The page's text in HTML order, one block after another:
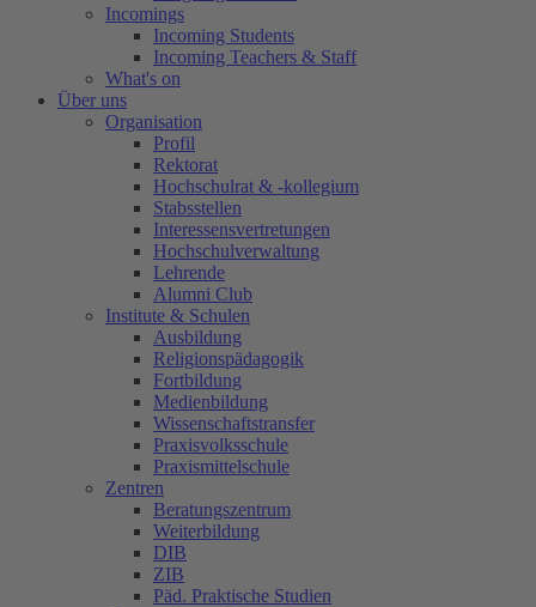
Incomings
Incoming Students
Incoming Teachers & Staff
What's on
Über uns
Organisation
Profil
Rektorat
Hochschulrat & -kollegium
Stabsstellen
Interessensvertretungen
Hochschulverwaltung
Lehrende
Alumni Club
Institute & Schulen
Ausbildung
Religionspädagogik
Fortbildung
Medienbildung
Wissenschaftstransfer
Praxisvolksschule
Praxismittelschule
Zentren
Beratungszentrum
Weiterbildung
DIB
ZIB
Päd. Praktische Studien